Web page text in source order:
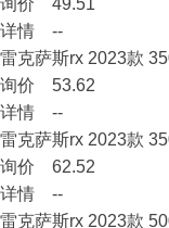
询价 49.51
详情 --
雷克萨斯rx 2023款
询价 53.62
详情 --
雷克萨斯rx 2023款
询价 62.52
详情 --
雷克萨斯rx 2023款